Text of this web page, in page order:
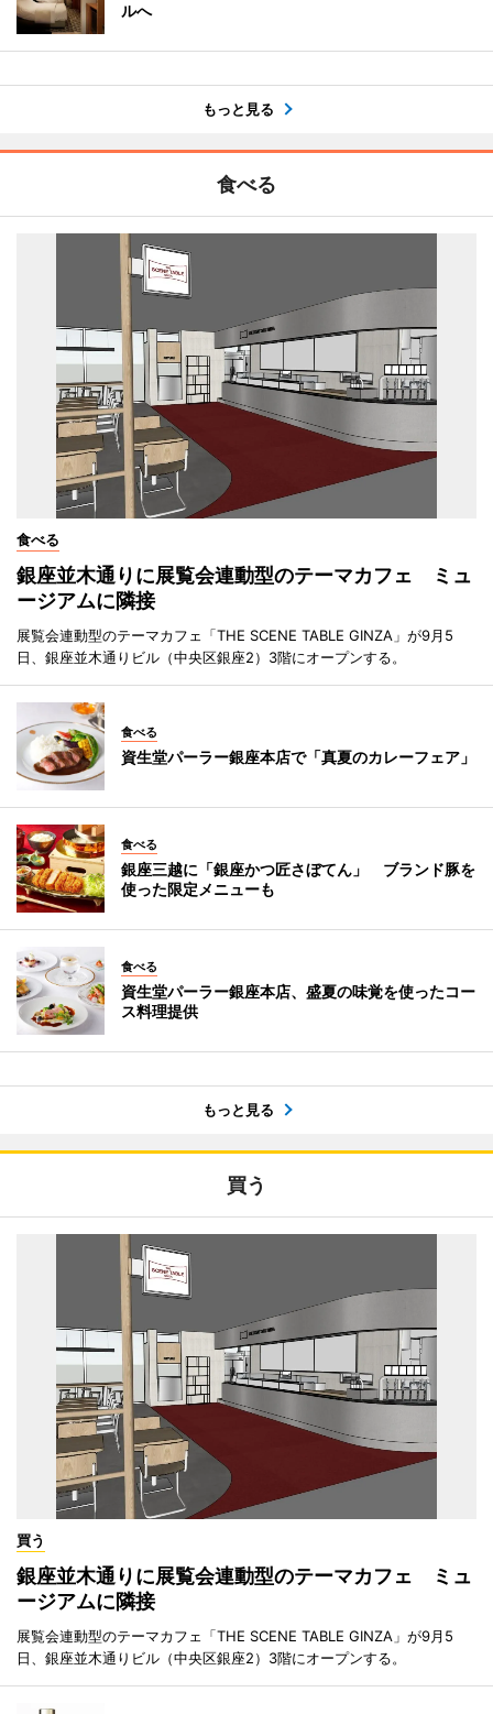
ルへ
もっと見る
食べる
食べる
銀座並木通りに展覧会連動型のテーマカフェ ミュ
ージアムに隣接
展覧会連動型のテーマカフェ「THE SCENE TABLE GINZA」が9月5
日、銀座並木通りビル（中央区銀座2）3階にオープンする。
食べる
資生堂パーラー銀座本店で「真夏のカレーフェア」
食べる
銀座三越に「銀座かつ匠さぼてん」 ブランド豚を
使った限定メニューも
食べる
資生堂パーラー銀座本店、盛夏の味覚を使ったコー
ス料理提供
もっと見る
買う
買う
銀座並木通りに展覧会連動型のテーマカフェ ミュ
ージアムに隣接
展覧会連動型のテーマカフェ「THE SCENE TABLE GINZA」が9月5
日、銀座並木通りビル（中央区銀座2）3階にオープンする。